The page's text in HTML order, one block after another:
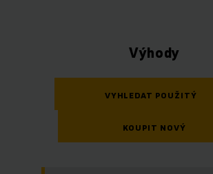
Výhody
VYHLEDAT POUŽITÝ
KOUPIT NOVÝ